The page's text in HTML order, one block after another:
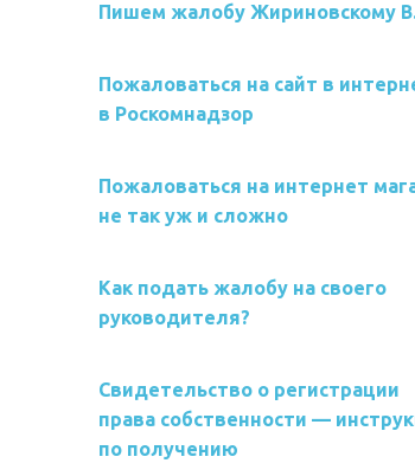
Пишем жалобу Жириновскому
Пожаловаться на сайт в
в Роскомнадзор
Пожаловаться на интернет
не так уж и сложно
Как подать жалобу на своего
руководителя?
Свидетельство о регистрации
права собственности —
по получению